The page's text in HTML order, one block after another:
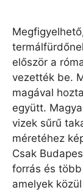
először a
vezették be.
magával
együtt.
vizek sűrű
méretéhez
Csak
forrás és
amelyek